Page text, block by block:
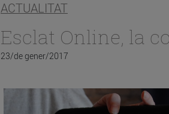
ACTUALITAT
Esclat Online, la
23/de gener/2017